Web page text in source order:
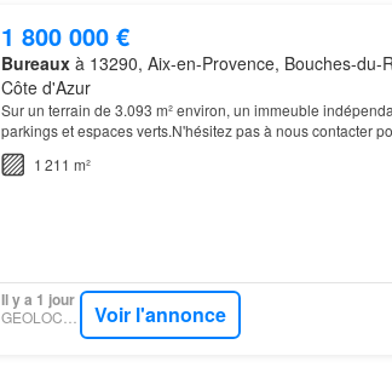
1 800 000 €
Bureauxà 13290, Aix-en-Provence, Bouches-du-
Côte d'Azur
Sur un terrain de 3.093 m² environ, un immeuble
parkings et espaces verts.N'hésitez pas à nous contacter
bureaux.CBRE leader mondial en Immobilier d'entreprise
1 211 m²
Il y a 1 jour
GEOLOCAUX Voir l'annonce